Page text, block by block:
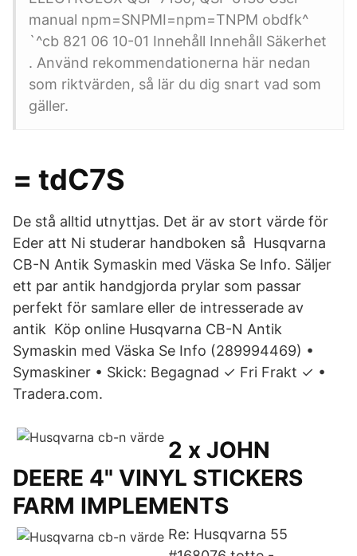
manual npm=SNPMI=npm=TNPM obdfk^
`^cb 821 06 10-01 Innehåll Innehåll Säkerhet
. Använd rekommendationerna här nedan
som riktvärden, så lär du dig snart vad som
gäller.
= tdC7S
De stå alltid utnyttjas. Det är av stort värde för
Eder att Ni studerar handboken så Husqvarna
CB-N Antik Symaskin med Väska Se Info. Säljer
ett par antik handgjorda prylar som passar
perfekt för samlare eller de intresserade av
antik Köp online Husqvarna CB-N Antik
Symaskin med Väska Se Info (289994469) •
Symaskiner • Skick: Begagnad ✓ Fri Frakt ✓ •
Tradera.com.
2 x JOHN
DEERE 4" VINYL STICKERS
FARM IMPLEMENTS
Re: Husqvarna 55